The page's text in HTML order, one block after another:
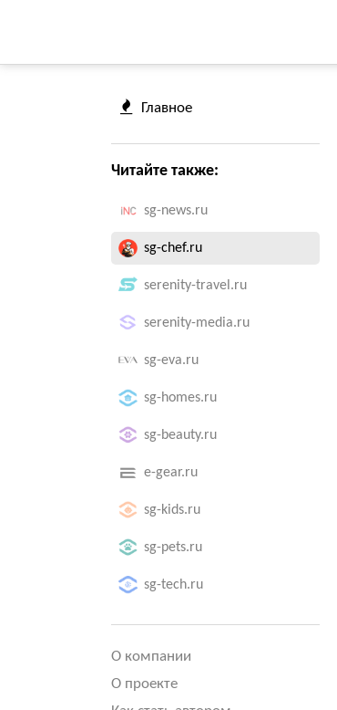
Главное
Читайте также:
sg-news.ru
sg-chef.ru
serenity-travel.ru
serenity-media.ru
sg-eva.ru
sg-homes.ru
sg-beauty.ru
e-gear.ru
sg-kids.ru
sg-pets.ru
sg-tech.ru
О компании
О проекте